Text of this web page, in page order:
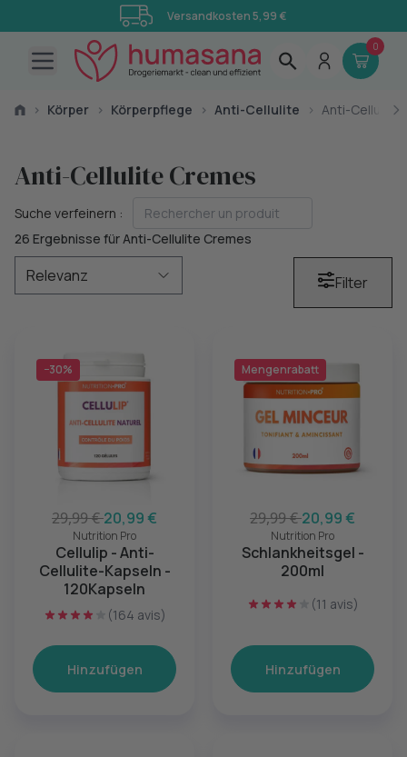
Versandkosten 5,99 €
Open main menu
0
› Körper › Körperpflege › Anti-Cellulite › Anti-Cellulite
Anti-Cellulite Cremes
Suche verfeinern :
26 Ergebnisse für Anti-Cellulite Cremes
Filter
−30%
29,99 €20,99 €
Nutrition Pro
Cellulip - Anti-
Cellulite-Kapseln -
120Kapseln
(164 avis)
Hinzufügen
Mengenrabatt
29,99 €20,99 €
Nutrition Pro
Schlankheitsgel -
200ml
(11 avis)
Hinzufügen